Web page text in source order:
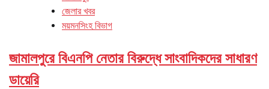
জেলার খবর
ময়মনসিংহ বিভাগ
জামালপুরে বিএনপি নেতার বিরুদ্ধে সাংবাদিকদের সাধারণ
ডায়েরি